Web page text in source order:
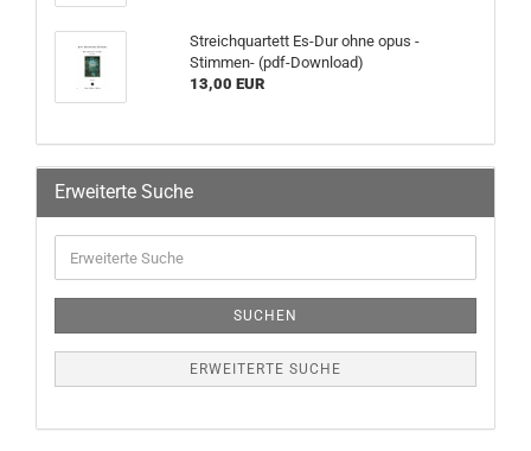
Streichquartett Es-Dur ohne opus -
Stimmen- (pdf-Download)
13,00 EUR
Erweiterte Suche
SUCHEN
ERWEITERTE SUCHE